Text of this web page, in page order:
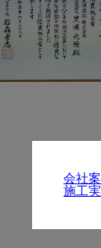
会社
施工